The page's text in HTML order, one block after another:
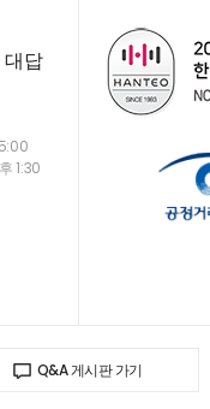
답
1:30
Q&A 게시판 가기